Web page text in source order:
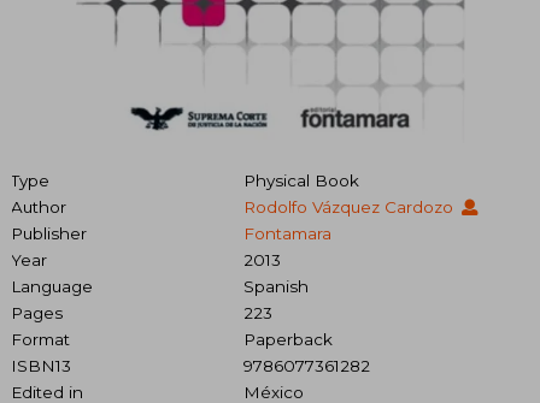
Type
Physical Book
Author
Rodolfo Vázquez Cardozo
Publisher
Fontamara
Year
2013
Language
Spanish
Pages
223
Format
Paperback
ISBN13
9786077361282
Edited in
México